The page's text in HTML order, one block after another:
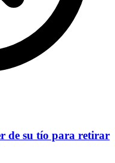
de su tío para retirar